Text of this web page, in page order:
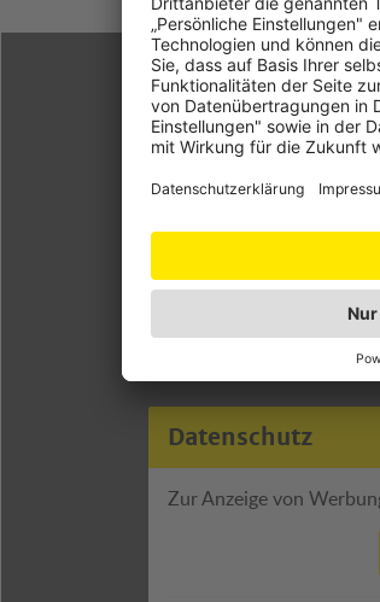
Datenschutz
Zur Anzeige von
Detaillierte Informationen
Datenschutz
Zur Anzeige von